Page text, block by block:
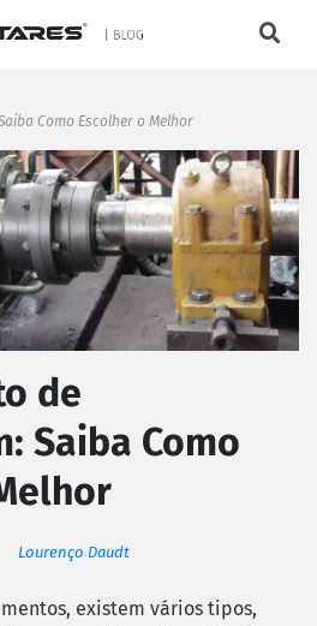
Como Escolher o Melhor
de
Saiba Como
Lourenço Daudt
existem vários tipos,